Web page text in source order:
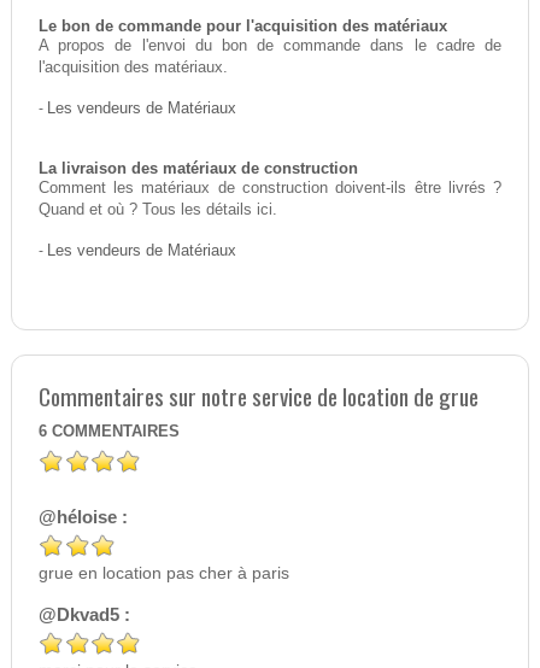
Le bon de commande pour l'acquisition des matériaux
A propos de l'envoi du bon de commande dans le cadre de
l'acquisition des matériaux.
- Les vendeurs de Matériaux
La livraison des matériaux de construction
Comment les matériaux de construction doivent-ils être livrés ?
Quand et où ? Tous les détails ici.
- Les vendeurs de Matériaux
Commentaires sur notre service de location de grue
6 COMMENTAIRES
@héloise :
grue en location pas cher à paris
@Dkvad5 :